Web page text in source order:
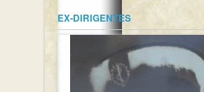
EX-DIRIGENTES